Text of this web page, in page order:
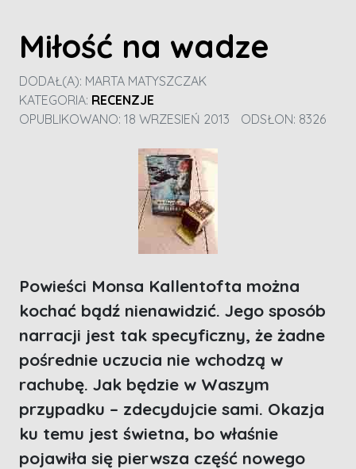
Miłość na wadze
DODAŁ(A): MARTA MATYSZCZAK
KATEGORIA: RECENZJE
OPUBLIKOWANO: 18 WRZESIEŃ 2013
ODSŁON: 8326
Powieści Monsa Kallentofta można
kochać bądź nienawidzić. Jego sposób
narracji jest tak specyficzny, że żadne
pośrednie uczucia nie wchodzą w
rachubę. Jak będzie w Waszym
przypadku – zdecydujcie sami. Okazja
ku temu jest świetna, bo właśnie
pojawiła się pierwsza część nowego